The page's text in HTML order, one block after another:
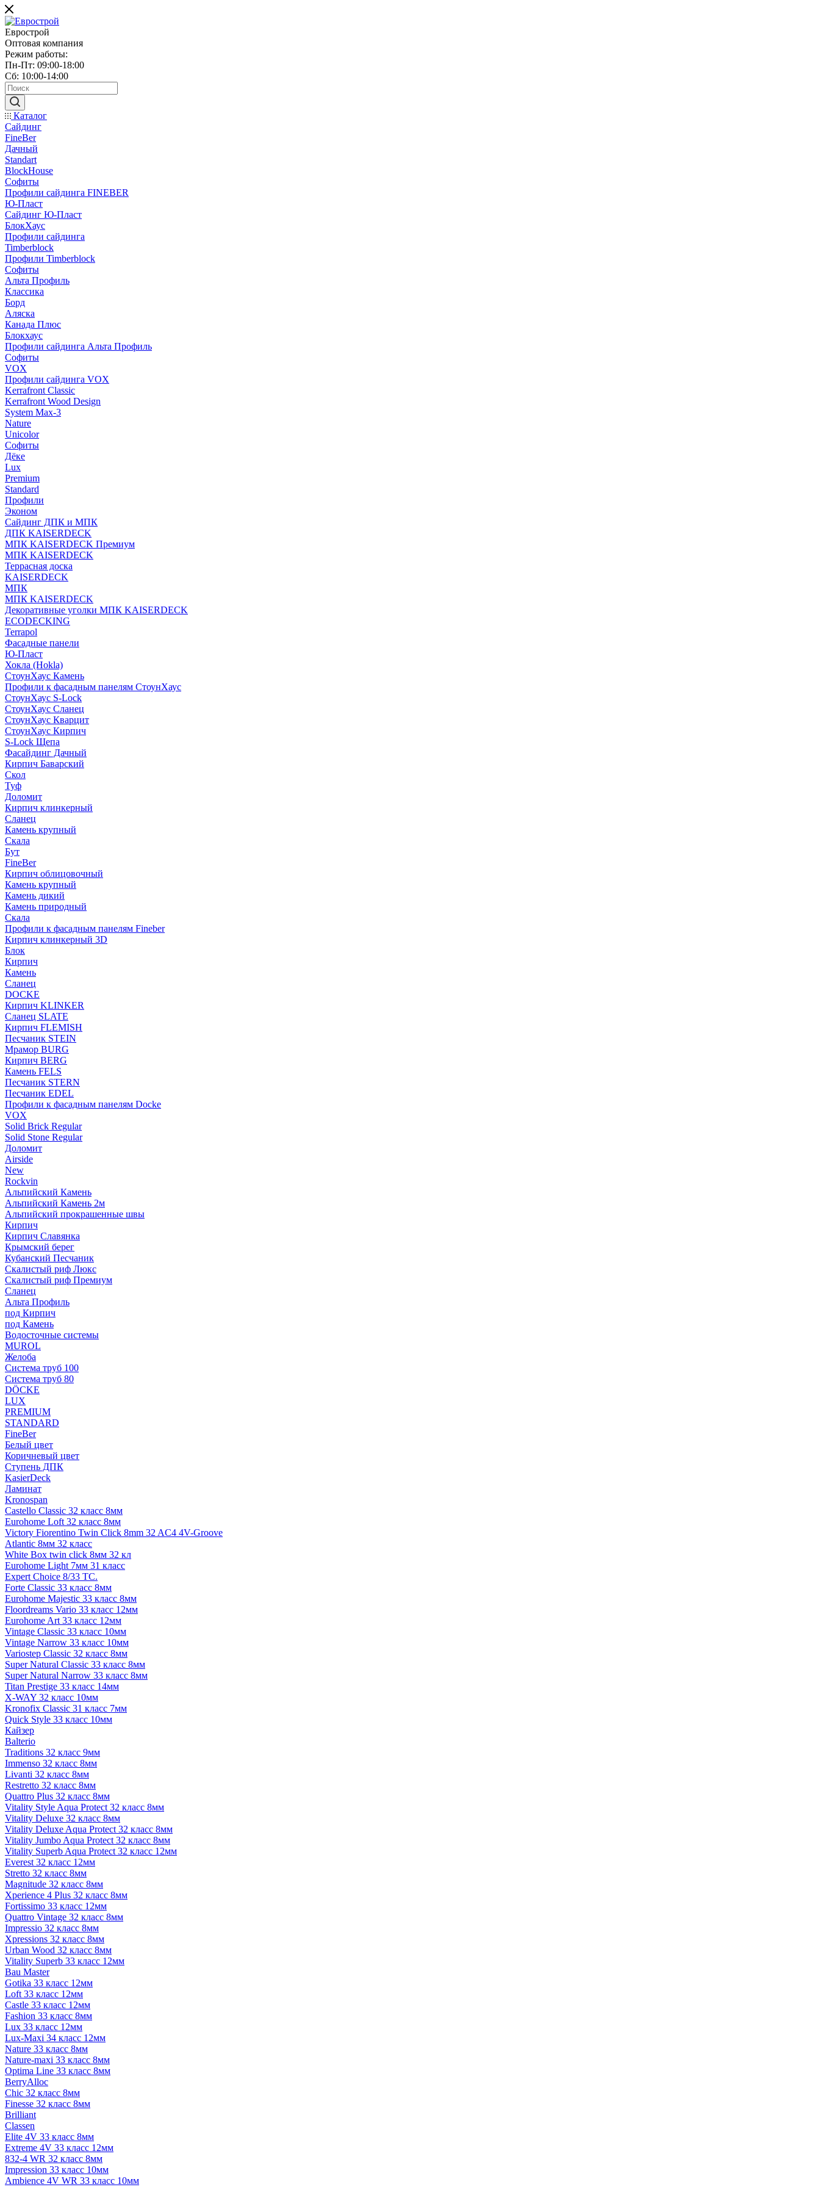
Еврострой
Оптовая компания
Режим работы:
Пн-Пт: 09:00-18:00
Сб: 10:00-14:00
Каталог
Сайдинг
FineBer
Дачный
Standart
BlockHouse
Софиты
Профили сайдинга FINEBER
Ю-Пласт
Сайдинг Ю-Пласт
БлокХаус
Профили сайдинга
Timberblock
Профили Timberblock
Софиты
Альта Профиль
Классика
Борд
Аляска
Канада Плюс
Блокхаус
Профили сайдинга Альта Профиль
Софиты
VOX
Профили сайдинга VOX
Kerrafront Classic
Kerrafront Wood Design
System Max-3
Nature
Unicolor
Софиты
Дёке
Lux
Premium
Standard
Профили
Эконом
Сайдинг ДПК и МПК
ДПК KAISERDECK
МПК KAISERDECK Премиум
МПК KAISERDECK
Террасная доска
KAISERDECK
МПК
МПК KAISERDECK
Декоративные уголки МПК KAISERDECK
ECODECKING
Terrapol
Фасадные панели
Ю-Пласт
Хокла (Hokla)
СтоунХаус Камень
Профили к фасадным панелям СтоунХаус
СтоунХаус S-Lock
СтоунХаус Сланец
СтоунХаус Кварцит
СтоунХаус Кирпич
S-Lock Щепа
Фасайдинг Дачный
Кирпич Баварский
Скол
Туф
Доломит
Кирпич клинкерный
Сланец
Камень крупный
Скала
Бут
FineBer
Кирпич облицовочный
Камень крупный
Камень дикий
Камень природный
Скала
Профили к фасадным панелям Fineber
Кирпич клинкерный 3D
Блок
Кирпич
Камень
Сланец
DOCKE
Кирпич KLINKER
Сланец SLATE
Кирпич FLEMISH
Пес­ча­ник STEIN
Мрамор BURG
Кирпич BERG
Камень FELS
Пес­ча­ник STERN
Пес­ча­ник EDEL
Профили к фасадным панелям Docke
VOX
Solid Brick Regular
Solid Stone Regular
Доломит
Airside
New
Rockvin
Альпийский Камень
Альпийский Камень 2м
Альпийский прокрашенные швы
Кирпич
Кирпич Славянка
Крымский берег
Кубанский Песчаник
Скалистый риф Люкс
Скалистый риф Премиум
Сланец
Альта Профиль
под Кирпич
под Камень
Водосточные системы
MUROL
Желоба
Система труб 100
Система труб 80
DÖCKE
LUX
PREMIUM
STANDARD
FineBer
Белый цвет
Коричневый цвет
Ступень ДПК
KasierDeck
Ламинат
Kronospan
Castello Classic 32 класс 8мм
Eurohome Loft 32 класс 8мм
Victory Fiorentino Twin Click 8mm 32 AC4 4V-Groove
Atlantic 8мм 32 класс
White Box twin click 8мм 32 кл
Eurohome Light 7мм 31 класс
Expert Choice 8/33 TC.
Forte Classic 33 класс 8мм
Eurohome Majestic 33 класс 8мм
Floordreams Vario 33 класс 12мм
Eurohome Art 33 класс 12мм
Vintage Classic 33 класс 10мм
Vintage Narrow 33 класс 10мм
Variostep Classic 32 класс 8мм
Super Natural Classic 33 класс 8мм
Super Natural Narrow 33 класс 8мм
Titan Prestige 33 класс 14мм
X-WAY 32 класс 10мм
Kronofix Classic 31 класс 7мм
Quick Style 33 класс 10мм
Кайзер
Balterio
Traditions 32 класс 9мм
Immenso 32 класс 8мм
Livanti 32 класс 8мм
Restretto 32 класс 8мм
Quattro Plus 32 класс 8мм
Vitality Style Aqua Protect 32 класс 8мм
Vitality Deluxe 32 класс 8мм
Vitality Deluxe Aqua Protect 32 класс 8мм
Vitality Jumbo Aqua Protect 32 класс 8мм
Vitality Superb Aqua Protect 32 класс 12мм
Everest 32 класс 12мм
Stretto 32 класс 8мм
Magnitude 32 класс 8мм
Xperience 4 Plus 32 класс 8мм
Fortissimo 33 класс 12мм
Quattro Vintage 32 класс 8мм
Impressio 32 класс 8мм
Xpressions 32 класс 8мм
Urban Wood 32 класс 8мм
Vitality Superb 33 класс 12мм
Bau Master
Gotika 33 класс 12мм
Loft 33 класс 12мм
Castle 33 класс 12мм
Fashion 33 класс 8мм
Lux 33 класс 12мм
Lux-Maxi 34 класс 12мм
Nature 33 класс 8мм
Nature-maxi 33 класс 8мм
Optima Line 33 класс 8мм
BerryAlloc
Chic 32 класс 8мм
Finesse 32 класс 8мм
Brilliant
Classen
Elite 4V 33 класс 8мм
Extreme 4V 33 класс 12мм
832-4 WR 32 класс 8мм
Impression 33 класс 10мм
Ambience 4V WR 33 класс 10мм